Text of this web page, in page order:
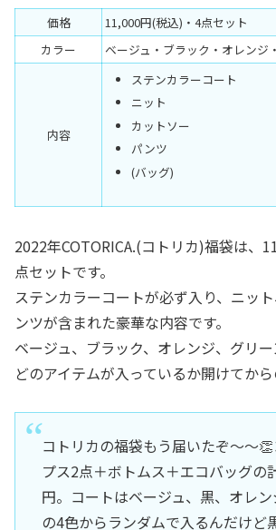
価格
11,000円(税込)・4点セット
カラー
ベージュ・ブラック・オレンジ
内容
ステンカラーコート
ニット
カットソー
パンツ
(バッグ)
2022年COTORICA.(コトリカ)福袋は、
点セットです。
ステンカラーコートが必ず入り、ニッ
ンツが含まれた豪華な内容です。
ベージュ、ブラック、オレンジ、グリ
どのアイテムが入っているか開けてから
コトリカの福袋もう届いたぞ〜〜
プス2点＋ボトムス＋エコバッグの
円。コートはベージュ、黒、オレ
の4色からランダムで入るんだけど